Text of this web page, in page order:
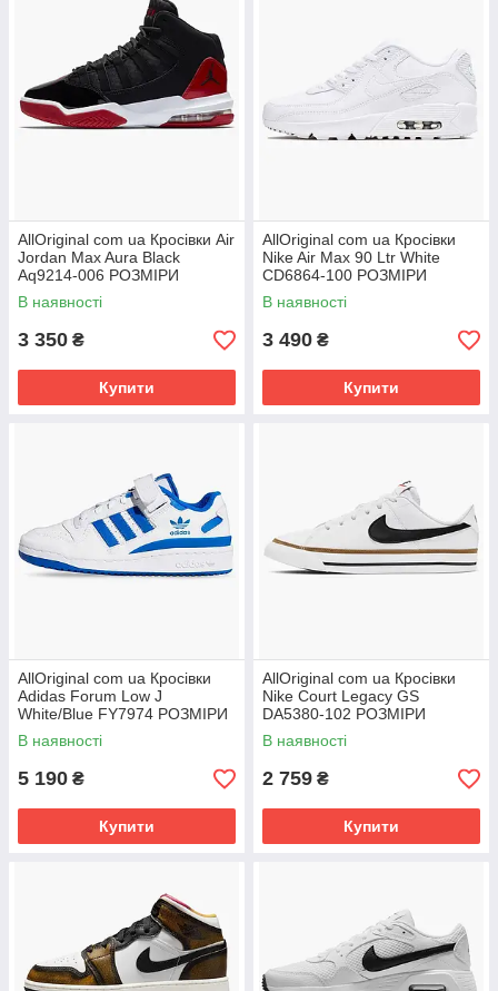
AllOriginal com ua Кросівки Air
Jordan Max Aura Black
Aq9214-006 РОЗМІРИ
ЗАПИТУЙТЕ
В наявності
3 350 ₴
Купити
AllOriginal com ua Кросівки
Nike Air Max 90 Ltr White
CD6864-100 РОЗМІРИ
ЗАПИТУЙТЕ
В наявності
3 490 ₴
Купити
AllOriginal com ua Кросівки
Adidas Forum Low J
White/Blue FY7974 РОЗМІРИ
ЗАПИТУЙТЕ
В наявності
5 190 ₴
Купити
AllOriginal com ua Кросівки
Nike Court Legacy GS
DA5380-102 РОЗМІРИ
ЗАПИТУЙТЕ
В наявності
2 759 ₴
Купити